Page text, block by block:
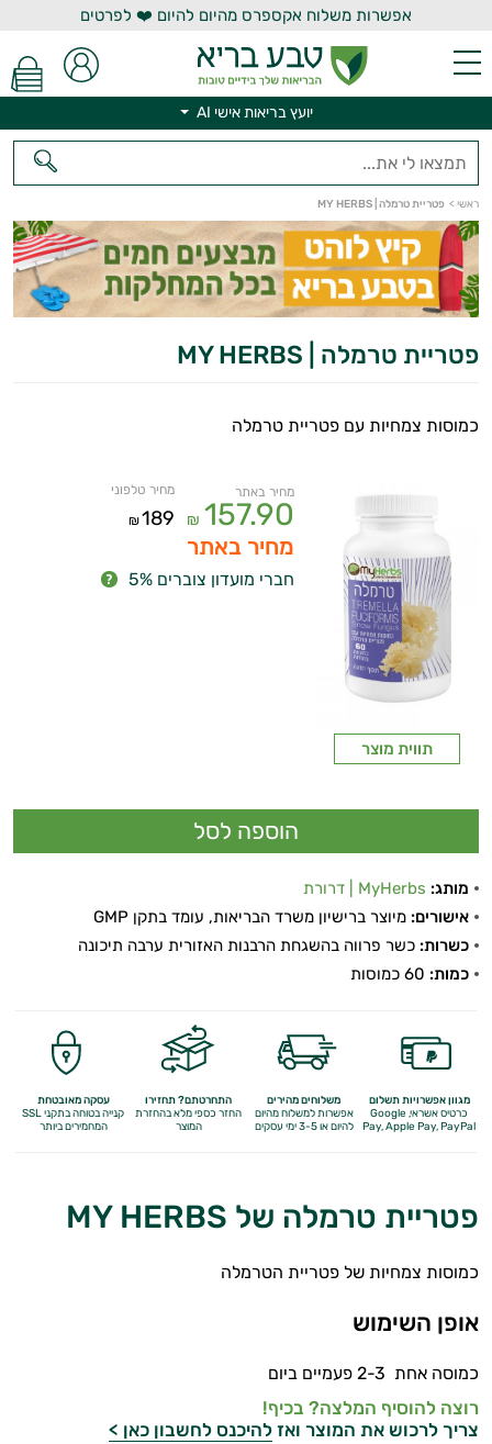
אפשרות משלוח אקספרס מהיום להיום ❤️ לפרטים
יועץ בריאות אישי AI
ראשי > פטריית טרמלה | MY HERBS
פטריית טרמלה | MY HERBS
כמוסות צמחיות עם פטריית טרמלה
תווית מוצר
מחיר באתר
157.90
₪
מחיר טלפוני
189
₪
מחיר באתר
חברי מועדון צוברים 5%
מותג: MyHerbs | דרורת
אישורים: מיוצר ברישיון משרד הבריאות, עומד בתקן GMP
כשרות: כשר פרווה בהשגחת הרבנות האזורית ערבה תיכונה
כמות:
מגוון אפשרויות תשלום
כרטיס אשראי, Google
Pay,Apple Pay, PayPal
משלוחים מהירים
אפשרות למשלוח מהיום
להיום או 3-5 ימי עסקים
התחרטתם? תחזירו
החזר כספי מלאבהחזרת
המוצר
עסקה מאובטחת
קנייה בטוחה בתקני SSL
המחמירים ביותר
פטריית טרמלה של MY HERBS
כמוסות צמחיות של פטריית הטרמלה
אופן השימוש
כמוסה אחת 2-3 פעמיים ביום
רוצה להוסיף המלצה? בכיף!
צריך לרכוש את המוצר ואז להיכנס לחשבון כאן >